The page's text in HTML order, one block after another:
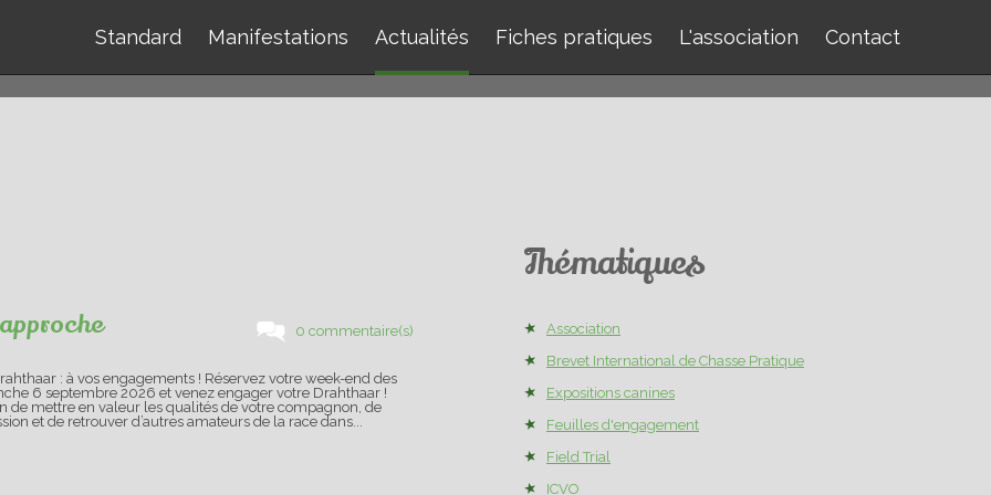
Standard Manifestations Actualités Fiches pratiques L'association Contact
0 commentaire(s)
: à vos engagements ! Réservez votre week-end des
6 septembre 2026 et venez engager votre Drahthaar !
de mettre en valeur les qualités de votre compagnon, de
et de retrouver d’autres amateurs de la race dans...
Thématiques
Association
Brevet International de Chasse Pratique
Expositions canines
Feuilles d'engagement
Field Trial
ICVO